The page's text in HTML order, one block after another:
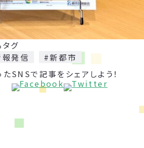
グ
発信
#新都市
たSNSで記事をシェアしよう！